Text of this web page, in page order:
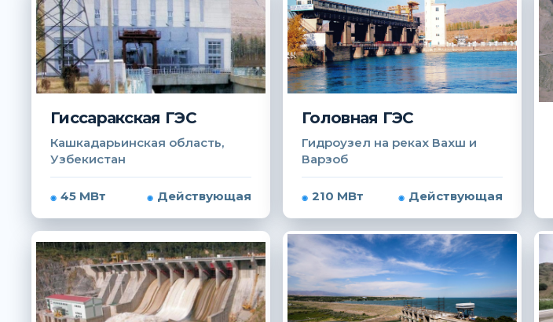
Гиссаракская ГЭС
Кашкадарьинская область,
Узбекистан
45 МВт Действующая
Головная ГЭС
Гидроузел на реках Вахш и
Варзоб
210 МВт Действующая